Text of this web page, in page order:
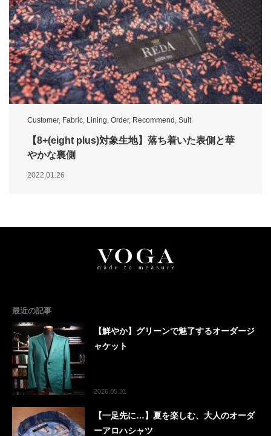
Customer, Fabric, Lining, Order, Recommend , Suit
【8+(eight plus)対象生地】落ち着いた表側と華
やかな裏側
2022.01.26
最近の記事
【鮮やか】グリーンで魅了するオーダージ
ャケット
2026.05.31
【一足先に…】夏を楽しむ、大人のオーダ
ーアロハシャツ